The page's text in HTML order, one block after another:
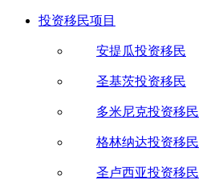
投资移民项目
安提瓜投资移民
圣基茨投资移民
多米尼克投资移民
格林纳达投资移民
圣卢西亚投资移民